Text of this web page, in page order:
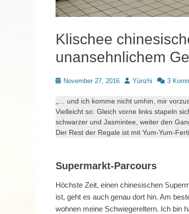
Klischee
unansehnlichem
PostedNovember 27, 2016 AutorYùnzhi 3
„… und ich komme nicht umhin, mir
Vielleicht so: Gleich vorne links stapeln
schwarzer und Jasmintee, weiter den
Der Rest der Regale ist mit Yum-Yum-
Supermarkt-Parcours
Höchste Zeit, einen chinesischen
ist, geht es auch genau dort hin. Am
wohnen meine Schwiegereltern. Ich bin